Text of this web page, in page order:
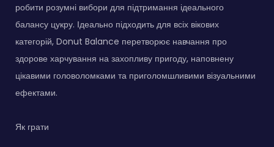
робити розумні вибори для підтримання ідеального
балансу цукру. Ідеально підходить для всіх вікових
категорій, Donut Balance перетворює навчання про
здорове харчування на захопливу пригоду, наповнену
цікавими головоломками та приголомшливими візуальними
ефектами.
Як грати